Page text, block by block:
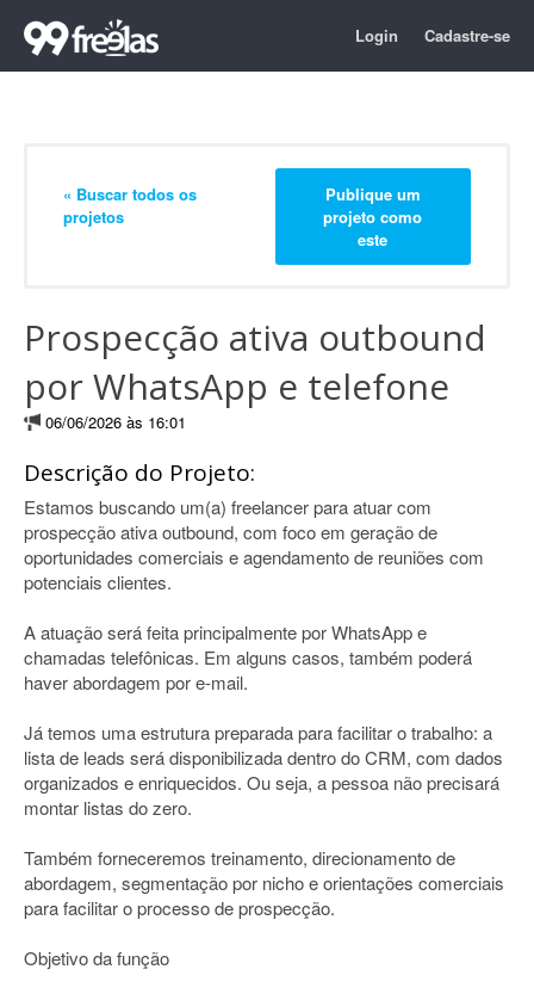
Login Cadastre-se
« Buscar todos os
projetos
Publique um
projeto como
este
Prospecção ativa outbound
por WhatsApp e telefone
06/06/2026 às 16:01
Descrição do Projeto:
Estamos buscando um(a) freelancer para atuar com
prospecção ativa outbound, com foco em geração de
oportunidades comerciais e agendamento de reuniões com
potenciais clientes.
A atuação será feita principalmente por WhatsApp e
chamadas telefônicas. Em alguns casos, também poderá
haver abordagem por e-mail.
Já temos uma estrutura preparada para facilitar o trabalho: a
lista de leads será disponibilizada dentro do CRM, com dados
organizados e enriquecidos. Ou seja, a pessoa não precisará
montar listas do zero.
Também forneceremos treinamento, direcionamento de
abordagem, segmentação por nicho e orientações comerciais
para facilitar o processo de prospecção.
Objetivo da função